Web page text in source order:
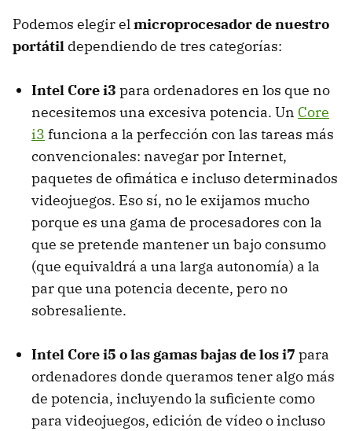
Podemos elegir elmicroprocesador de nuestro
portátil dependiendo de tres categorías:
Intel Core i3 para ordenadores en los que no
necesitemos una excesiva potencia. Un Core
i3 funciona a la perfección con las tareas más
convencionales: navegar por Internet,
paquetes de ofimática e incluso determinados
videojuegos. Eso sí, no le exijamos mucho
porque es una gama de procesadores con la
que se pretende mantener un bajo consumo
(que equivaldrá a una larga autonomía) a la
par que una potencia decente, pero no
sobresaliente.
Intel Core i5 o las gamas bajas de los i7 para
ordenadores donde queramos tener algo más
de potencia, incluyendo la suficiente como
para videojuegos, edición de vídeo o incluso